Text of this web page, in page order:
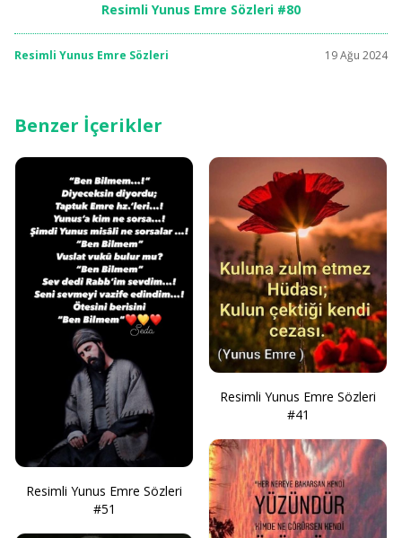
Resimli Yunus Emre Sözleri #80
Resimli Yunus Emre Sözleri 19 Ağu 2024
Benzer İçerikler
Resimli Yunus Emre Sözleri
#51
Resimli Yunus Emre Sözleri
#41